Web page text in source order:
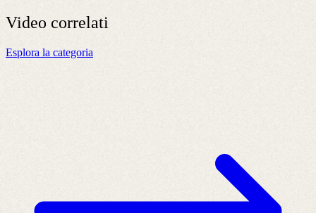
Video correlati
Esplora la categoria